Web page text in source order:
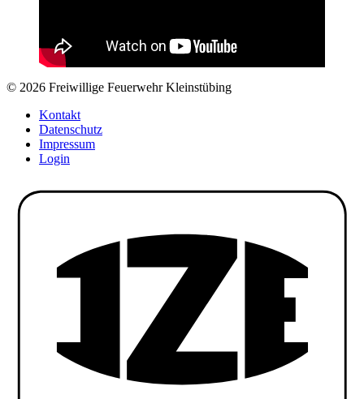
© 2026 Freiwillige Feuerwehr Kleinstübing
Kontakt
Datenschutz
Impressum
Login